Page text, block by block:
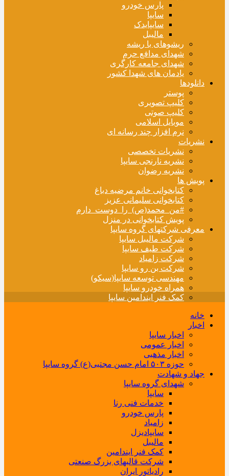
پارس خودرو
سایپا
سایپایدک
مالیبل
ریشوهای با ریشه
شهدای مدافع حرم
شهدای جامعه کارگری
یادمان های شهدا کشور
دانلودها
پوستر
کلیپ تصویری
کلیپ صوتی
موبایل اسلامی
نرم افزار چند رسانه ای
نشریات
نشریات تخصصی
نشریه نارنجی سایپا
نشریه رضوان
پویش ها
کتابخوانی خانم مرضیه دباغ
کتابخوانی سلیمانی عزیز
#من_محمد(ص)_را_دوست_دارم
پویش کتابخوانی در منزل
معرفی شرکتهای گروه سایپا
شرکت مالیبل سایپا
شرکت طیف سایپا
شرکت زامیاد
شرکت بن رو سایپا
مهندسی توسعه سایپا(سیکو)
همراه خودرو سایپا
کمک فنر ایندامین سایپا
خانه
اخبار
اخبار سایپا
اخبار عمومی
اخبار مذهبی
حوزه ۵۰۳ امام حسن مجتبی(ع) گروه سایپا
جهاد و شهادت
شهدای گروه سایپا
سایپا
خدمات فنی رنا
پارس خودرو
زامیاد
سایپادیزل
مالیبل
کمک فنر ایندامین
شرکت قالبهای بزرگ صنعتی
رادیاتور ایران